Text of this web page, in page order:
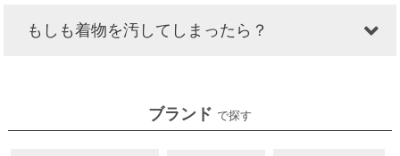
もしも着物を汚してしまったら？
ブランド で探す